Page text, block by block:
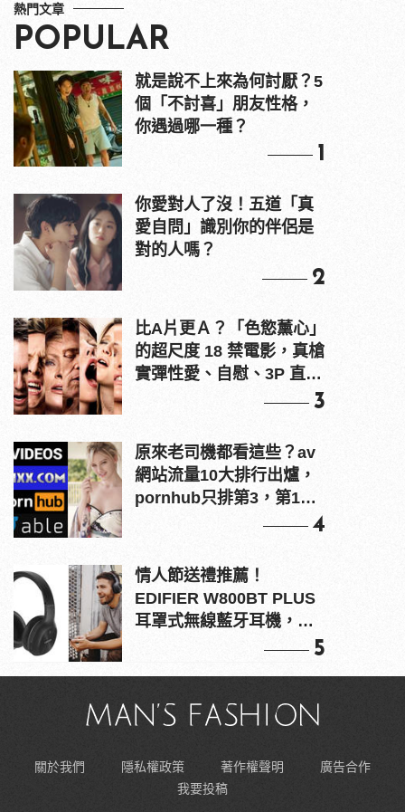
熱門文章
POPULAR
就是說不上來為何討厭？5
個「不討喜」朋友性格，
你遇過哪一種？
1
你愛對人了沒！五道「真
愛自問」識別你的伴侶是
對的人嗎？
2
比A片更Ａ？「色慾薰心」
的超尺度 18 禁電影，真槍
實彈性愛、自慰、3P 直接
3
原來老司機都看這些？av
網站流量10大排行出爐，
pornhub只排第3，第1名
4
情人節送禮推薦！
EDIFIER W800BT PLUS
耳罩式無線藍牙耳機，在
5
關於我們 隱私權政策 著作權聲明
廣告合作
我要投稿